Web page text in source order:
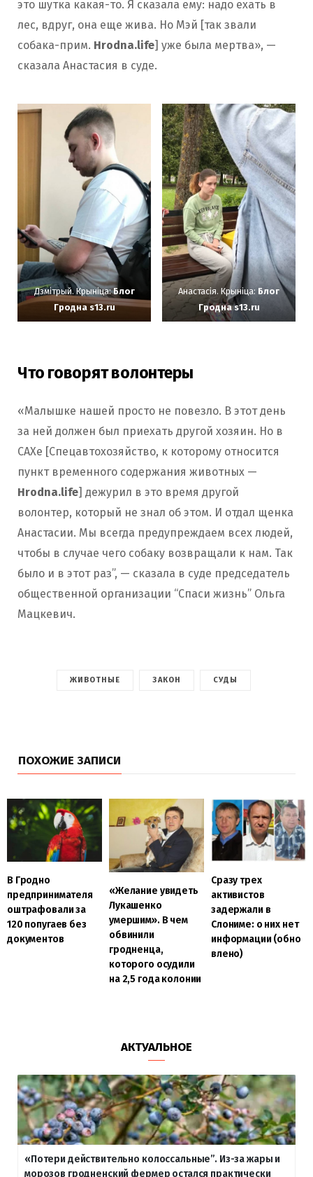
это шутка какая-то. Я сказала ему: надо ехать в
лес, вдруг, она еще жива. Но Мэй [так звали
собака-прим. Hrodna.life] уже была мертва», —
сказала Анастасия в суде.
Дзмітрый. Крыніца:Блог
Гродна s13.ru
Анастасія. Крыніца: Блог
Гродна s13.ru
Что говорят волонтеры
«Малышке нашей просто не повезло. В этот день
за ней должен был приехать другой хозяин. Но в
САХе [Спецавтохозяйство, к которому относится
пункт временного содержания животных —
Hrodna.life] дежурил в это время другой
волонтер, который не знал об этом. И отдал щенка
Анастасии. Мы всегда предупреждаем всех людей,
чтобы в случае чего собаку возвращали к нам. Так
было и в этот раз”, — сказала в суде председатель
общественной организации “Спаси жизнь” Ольга
Мацкевич.
ЖИВОТНЫЕ ЗАКОН СУДЫ
ПОХОЖИЕ ЗАПИСИ
В Гродно
предпринимателя
оштрафовали за
120 попугаев без
документов
«Желание увидеть
Лукашенко
умершим». В чем
обвинили
гродненца,
которого осудили
на 2,5 года колонии
Сразу трех
активистов
задержали в
Слониме: о них нет
информации (обно
влено)
АКТУАЛЬНОЕ
«Потери действительно колоссальные”. Из-за жары и
морозов гродненский фермер остался практически